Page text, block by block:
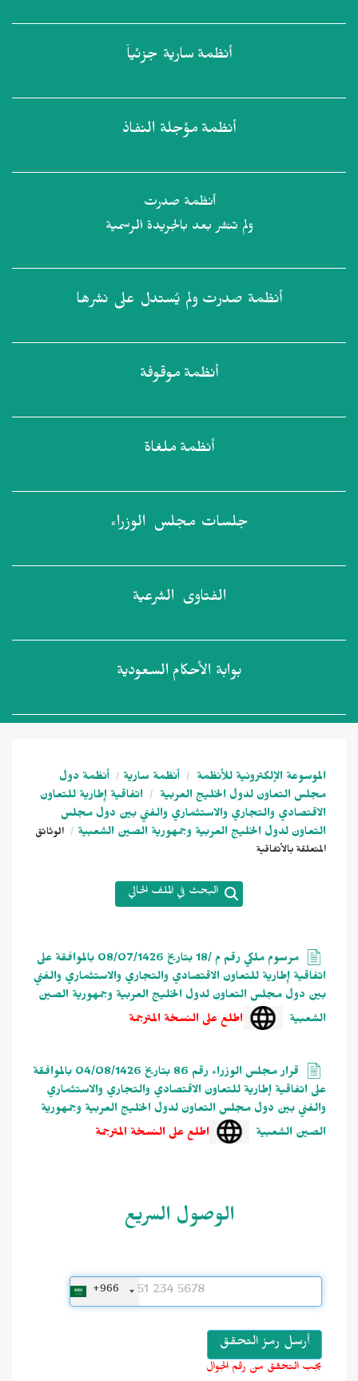
أنظمة سارية جزئياً
أنظمة مؤجلة النفاذ
أنظمة صدرت
ولم تنشر بعد بالجريدة الرسمية
أنظمة صدرت ولم يُستدل على نشرها
أنظمة موقوفة
أنظمة ملغاة
جلسات مجلس الوزراء
الفتاوى الشرعية
بوابة الأحكام السعودية
الموسوعة الإلكترونية للأنظمة أنظمة سارية
أنظمة دول
مجلس التعاون لدول الخليج العربية
اتفاقية إِطارية للتعاون
الاقتصادي والتجاري والاستثماري والفني بين دول مجلس
التعاون لدول الخليج العربية وجمهورية الصين الشعبية
الوثائق
المتعلقة بالأتفاقية
البحث في الملف الحالي
مرسوم ملكي رقم م /18 بتاريخ 08/07/1426 بالموافقة على
اتفاقية إِطارية للتعاون الاقتصادي والتجاري والاستثماري والفني
بين دول مجلس التعاون لدول الخليج العربية وجمهورية الصين
الشعبية
اطلع على النسخة المترجمة
قرار مجلس الوزراء رقم 86 بتاريخ 04/08/1426 بالموافقة
على اتفاقية إطارية للتعاون الاقتصادي والتجاري والاستثماري
والفني بين دول مجلس التعاون لدول الخليج العربية وجمهورية
الصين الشعبية
اطلع على النسخة المترجمة
الوصول السريع
+966
يجب التحقق من رقم الجوال